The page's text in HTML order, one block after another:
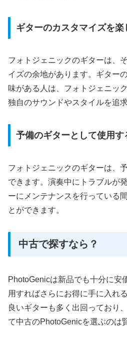
ギターのカスタマイズを楽
フォトジェニックのギターは、
イズの余地があります。ギター
味がある人は、フォトジェニッ
独自のサウンドやスタイルを追
予備のギターとして使用す
フォトジェニックのギターは、
できます。演奏中にトラブルが
ーにメンテナンスを行っている
とができます。
中古で探すなら？
PhotoGenicは新品でも十分に安
用すればさらにお得に手に入れ
良いギターも多く出回っており
て中古のPhotoGenicを選ぶのは